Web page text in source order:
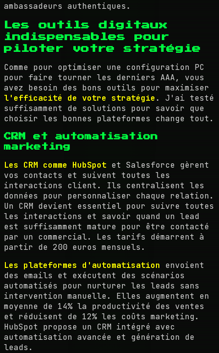
ambassadeurs authentiques.
Les outils digitaux
indispensables pour
piloter votre stratégie
Comme pour optimiser une configuration PC
pour faire tourner les derniers AAA, vous
avez besoin des bons outils pour maximiser
l'efficacité de votre stratégie . J'ai testé
suffisamment de solutions pour savoir que
choisir les bonnes plateformes change tout.
CRM et automatisation
marketing
Les CRM comme HubSpot et Salesforce gèrent
vos contacts et suivent toutes les
interactions client. Ils centralisent les
données pour personnaliser chaque relation.
Un CRM devient essentiel pour suivre toutes
les interactions et savoir quand un lead
est suffisamment mature pour être contacté
par un commercial. Les tarifs démarrent à
partir de 200 euros mensuels.
Les plateformes d'automatisation envoient
des emails et exécutent des scénarios
automatisés pour nurturer les leads sans
intervention manuelle. Elles augmentent en
moyenne de 14% la productivité des ventes
et réduisent de 12% les coûts marketing.
HubSpot propose un CRM intégré avec
automatisation avancée et génération de
leads.